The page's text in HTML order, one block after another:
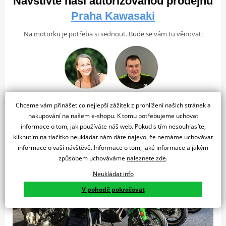
cítit jako Jonathan Rea, když právě získal titul mistra světa
Přehledný digitální přístrojový panel
Přehledný digitální přístrojový panel dává kokpitu moderní a
Sportovně nastavený podvozek
lehkému, inuitivnímu ovládání, tak i k obecně přívětivému
jízdnímu charakteru tohoto motocyklu. O správnou trakci zadního
kola se stará systém zavěšení Uni-Trak od Kawasaki, který
umožňuje plynulou a příjemnou jízdu i na silnici se špatným
povrchem.
Kapalinou chlazený
Zdvihový objem
125 cm³
Digital
Tlakové mazání, mokrá kliková skříň
startování
Elektrický
Palivový systém
Vstřikování paliva: Ø 28 mm x 1
Ventilový rozvod
DOHC, 4 ventily
Kompresní
poměr
11.7:1
Kapalinou chlazený, 4-taktní,
jednoválec
Výkon a Převodovka
Praha Kawasaki
Na motorku je potřeba si sednout. Bude se vám tu věnovat:
Chceme vám přinášet co nejlepší zážitek z prohlížení našich stránek a
nakupování na našem e-shopu. K tomu potřebujeme uchovat
informace o tom, jak používáte náš web. Pokud s tím nesouhlasíte,
kliknutím na tlačítko neukládat nám dáte najevo, že nemáme uchovávat
informace o vaší návštěvě. Informace o tom, jaké informace a jakým
způsobem uchováváme naleznete zde.
Neukládat info
V pohodě pokračovat